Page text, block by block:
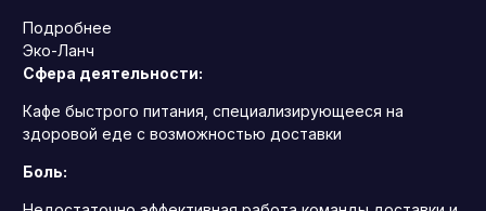
Подробнее
Эко-Ланч
Сфера деятельности:
Кафе быстрого питания, специализирующееся на
здоровой еде с возможностью доставки
Боль: